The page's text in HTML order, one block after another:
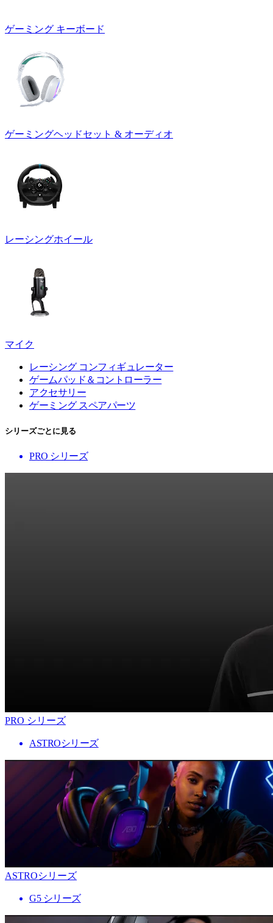
ゲーミング キーボード
ゲーミングヘッドセット & オーディオ
レーシングホイール
マイク
レーシング コンフィギュレーター
ゲームパッド＆コントローラー
アクセサリー
ゲーミング スペアパーツ
シリーズごとに見る
PRO シリーズ
PRO シリーズ
ASTROシリーズ
ASTROシリーズ
G5 シリーズ